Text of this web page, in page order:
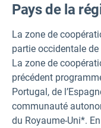
Pays de la
La zone de
partie occidentale
La zone de
précédent
Portugal, de
communauté
du Royaume-Uni*.